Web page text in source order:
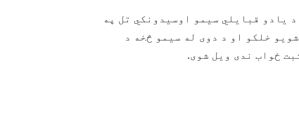
یادو قبایلي سیمو اوسیدونکي تل په
خلکو او د دوی له سیمو څخه د
ځواب ندی ویل شوی.